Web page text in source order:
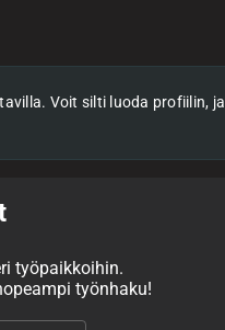
Voit silti luoda profiilin, ja
työpaikkoihin.
työnhaku!